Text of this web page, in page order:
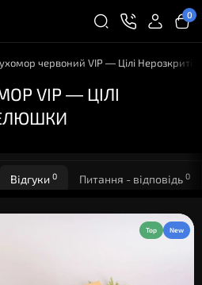
0
червоний VIP — Цілі Нерозкриті
VIP — ЦІЛІ
Відгуки 0 Питання - відповідь 0
Top New